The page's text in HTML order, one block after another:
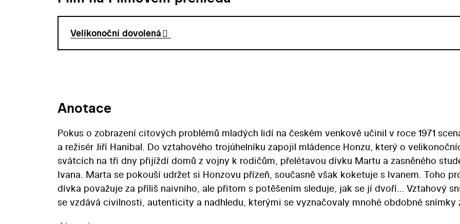
Velikonoční dovolená
Anotace
Pokus o zobrazení citových problémů mladých lidí na českém venkově učinil v roce 1971
a režisér Jiří Hanibal. Do vztahového trojúhelníku zapojil mládence Honzu, který o
svátcích na tři dny přijíždí domů z vojny k rodičům, přelétavou dívku Martu a zasněného
Ivana. Marta se pokouší udržet si Honzovu přízeň, současně však koketuje s Ivanem. Toho
dívka považuje za příliš naivního, ale přitom s potěšením sleduje, jak se jí dvoří… Vztahový
se vzdává civilnosti, autenticity a nadhledu, kterými se vyznačovaly mnohé obdobné snímky